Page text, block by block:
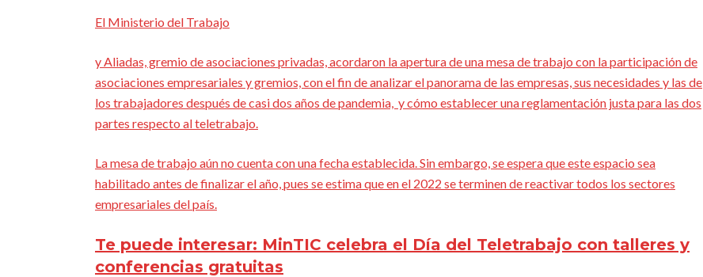
El Ministerio del Trabajo
y Aliadas, gremio de asociaciones privadas, acordaron la apertura de una mesa de trabajo con la participación de
asociaciones empresariales y gremios, con el fin de analizar el panorama de las empresas, sus necesidades y las de
los trabajadores después de casi dos años de pandemia, y cómo establecer una reglamentación justa para las dos
partes respecto al teletrabajo.
La mesa de trabajo aún no cuenta con una fecha establecida. Sin embargo, se espera que este espacio sea
habilitado antes de finalizar el año, pues se estima que en el 2022 se terminen de reactivar todos los sectores
empresariales del país.
Te puede interesar: MinTIC celebra el Día del Teletrabajo con talleres y
conferencias gratuitas